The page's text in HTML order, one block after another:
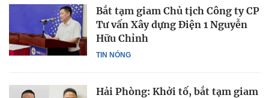
TIN NÓNG
Bắt tạm giam Chủ tịch Công ty CP
Tư vấn Xây dựng Điện 1 Nguyễn
Hữu Chỉnh
Hải Phòng: Khởi tố, bắt tạm giam